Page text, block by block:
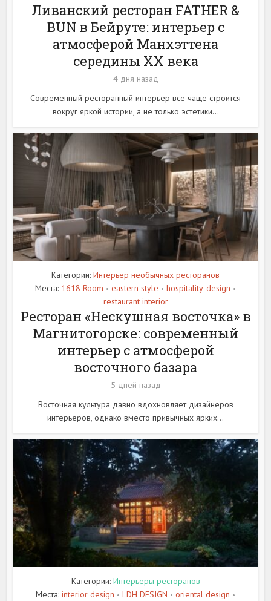
Ливанский ресторан FATHER &
BUN в Бейруте: интерьер с
атмосферой Манхэттена
середины XX века
4 дня назад
Современный ресторанный интерьер все чаще строится
вокруг яркой истории, а не только эстетики...
Категории: Интерьер необычных ресторанов
Места: 1618 Room • eastern style • hospitality-design •
restaurant interior
Ресторан «Нескушная восточка» в
Магнитогорске: современный
интерьер с атмосферой
восточного базара
5 дней назад
Восточная культура давно вдохновляет дизайнеров
интерьеров, однако вместо привычных ярких...
Категории: Интерьеры ресторанов
Места: interior design • LDH DESIGN • oriental design •